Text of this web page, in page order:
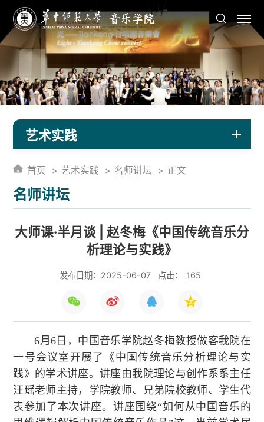
艺术实践
名师讲坛
首页 艺术实践 名师讲坛 正文
大师课·半月谈 | 赵冬梅《中国传统音乐分
析理论与实践》
发布日期：2025-06-07 点击： 165
6月6日，中国音乐学院赵冬梅教授做客我院在
一号会议室开展了《中国传统音乐分析理论与实
践》的学术讲座。讲座由我院理论与创作系系主任
汪瑶老师主持，学院教师、兄弟院校教师、学生代
表参加了本次讲座。讲座围绕“如何从中国音乐的